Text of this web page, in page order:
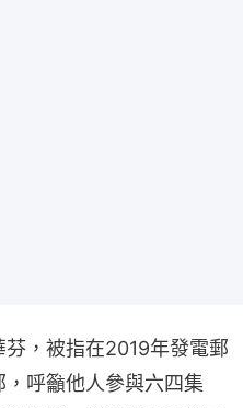
，被指在2019年發電郵
呼籲他人參與六四集